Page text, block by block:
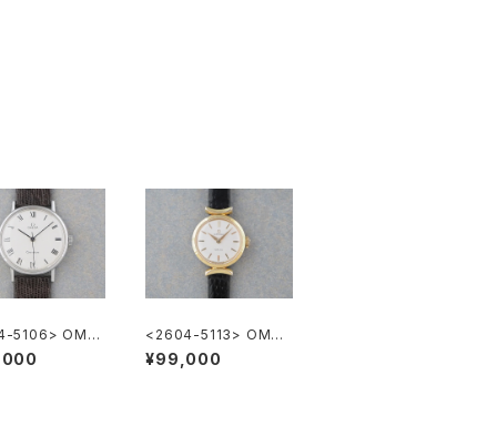
5106> OME
<2604-5113> OMEG
A TURLER
¥99,000